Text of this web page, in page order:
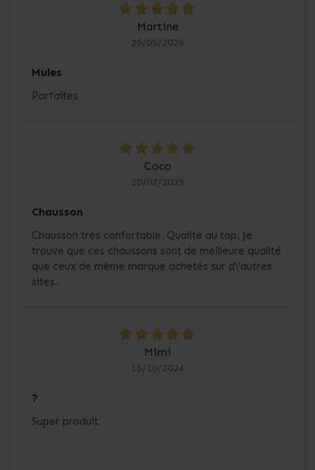
Martine
25/05/2026
Mules
Parfaites
Coco
20/02/2025
Chausson
Chausson très confortable. Qualité au top. Je
trouve que ces chaussons sont de meilleure qualité
que ceux de même marque achetés sur d\'autres
sites.
Mimi
15/10/2024
?
Super produit